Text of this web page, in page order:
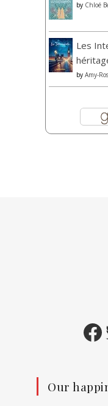
by Chloé
Les
by Amy-
Our